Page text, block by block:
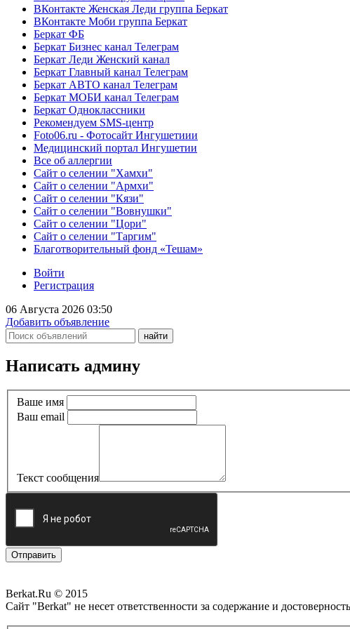
ВКонтакте Женская Леди группа Беркат
ВКонтакте Моби группа Беркат
Беркат ФБ
Беркат Бизнес канал Телеграм
Беркат Леди Женский канал
Беркат Главный канал Телеграм
Беркат АВТО канал Телеграм
Беркат МОБИ канал Телеграм
Беркат Одноклассники
Рекомендуем SMS-центр
Foto06.ru - Фотосайт Ингушетиии
Медицинский портал Ингушетии
Все об аллергии
Сайт о селении "Хамхи"
Сайт о селении "Армхи"
Сайт о селении "Кязи"
Сайт о селении "Вовнушки"
Сайт о селении "Цори"
Сайт о селении "Таргим"
Благотворительный фонд «Тешам»
Войти
Регистрация
06 Августа 2026 03:50
Добавить объявление
Написать админу
Ваше имя
Ваш email
Текст сообщения
Отправить
Berkat.Ru © 2015
Сайт "Berkat" не несет ответственности за содержание и